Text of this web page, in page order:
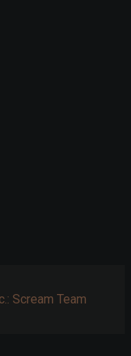
Scream Team